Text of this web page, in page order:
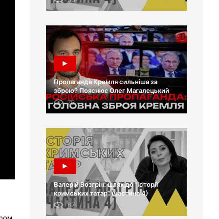
Пропаганда Кремля сильніша за
зброю? Пояснює Олег Магалецький
79
Валерій Возгрін: шлях до “Історії
кримських татар” (частина 4)
67